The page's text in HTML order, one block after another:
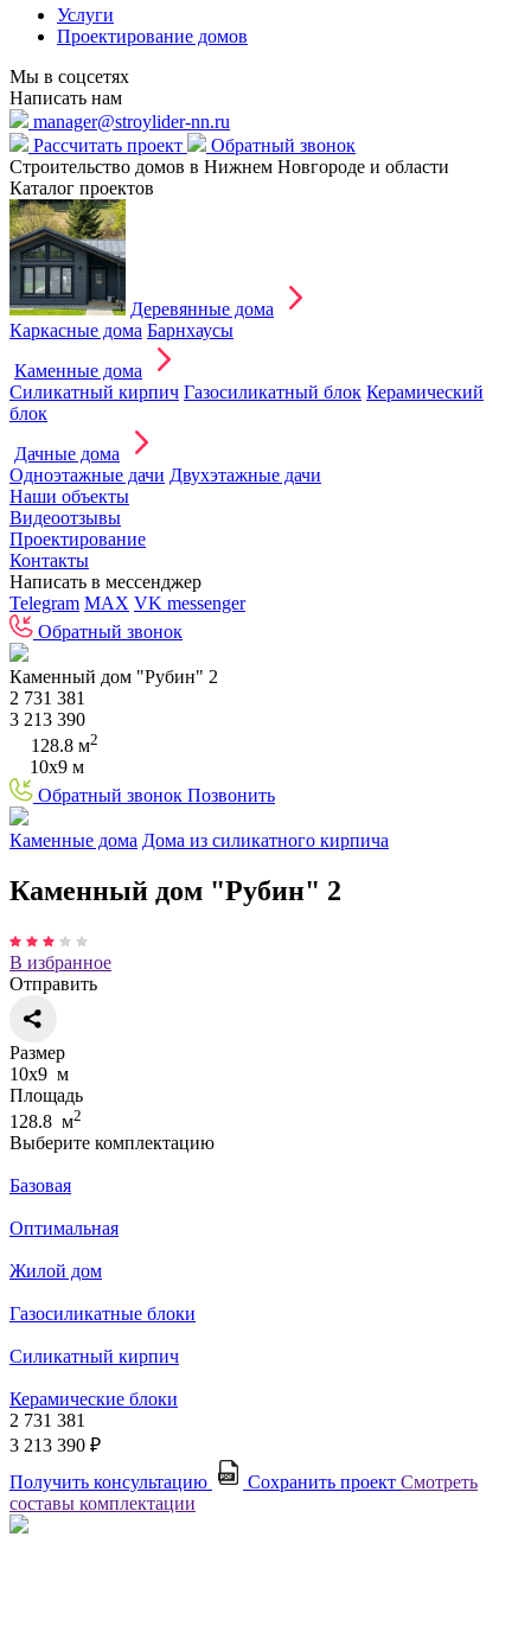
Услуги
Проектирование домов
Мы в соцсетях
Написать нам
manager@stroylider-nn.ru
Рассчитать проект
Обратный звонок
Строительство домов в Нижнем Новгороде и области
Каталог проектов
Деревянные дома
Каркасные дома Барнхаусы
Каменные дома
Силикатный кирпич Газосиликатный блок Керамический
блок
Дачные дома
Одноэтажные дачи Двухэтажные дачи
Наши объекты
Видеоотзывы
Проектирование
Контакты
Написать в мессенджер
Telegram MAX VK messenger
Обратный звонок
Каменный дом "Рубин" 2
2 731 381
3 213 390
128.8 м2
10х9 м
Обратный звонок Позвонить
Каменные дома Дома из силикатного кирпича
Каменный дом "Рубин" 2
В избранное
Отправить
Размер
10х9 м
Площадь
128.8 м2
Выберите комплектацию
Базовая
Оптимальная
Жилой дом
Газосиликатные блоки
Силикатный кирпич
Керамические блоки
2 731 381
3 213 390 ₽
Получить консультацию
Сохранить проект Смотреть
составы комплектации